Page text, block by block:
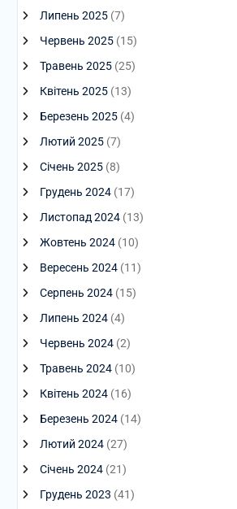
Липень 2025(7)
Червень 2025(15)
Травень 2025(25)
Квітень 2025(13)
Березень 2025(4)
Лютий 2025(7)
Січень 2025(8)
Грудень 2024(17)
Листопад 2024(13)
Жовтень 2024(10)
Вересень 2024(11)
Серпень 2024(15)
Липень 2024(4)
Червень 2024(2)
Травень 2024(10)
Квітень 2024(16)
Березень 2024(14)
Лютий 2024(27)
Січень 2024(21)
Грудень 2023 (41)